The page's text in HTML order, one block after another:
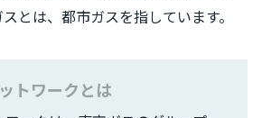
とは、都市ガスを指しています。
トワークとは